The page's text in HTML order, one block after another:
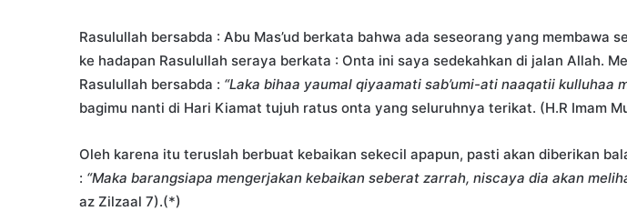
Rasulullah bersabda : Abu Mas’ud berkata bahwa ada seseorang yang membawa
ke hadapan Rasulullah seraya berkata : Onta ini saya sedekahkan di jalan Allah.
Rasulullah bersabda : “Laka bihaa yaumal qiyaamati sab’umi-ati naaqatii kulluhaa
bagimu nanti di Hari Kiamat tujuh ratus onta yang seluruhnya terikat. (H.R Imam
Oleh karena itu teruslah berbuat kebaikan sekecil apapun, pasti akan diberikan
: “Maka barangsiapa mengerjakan kebaikan seberat zarrah, niscaya dia akan
az Zilzaal 7).(*)